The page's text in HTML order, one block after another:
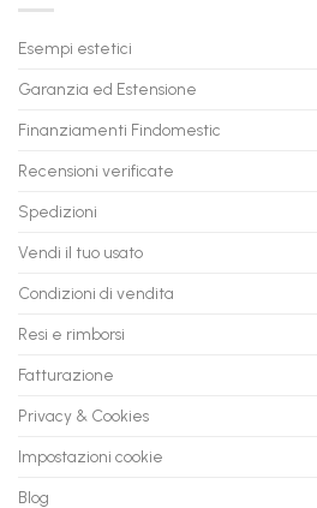
anche
a
in
con
Esempi estetici
Garanzia ed Estensione
Finanziamenti Findomestic
Recensioni verificate
Spedizioni
Vendi il tuo usato
Condizioni di vendita
Resi e rimborsi
Fatturazione
Privacy & Cookies
Impostazioni cookie
Blog